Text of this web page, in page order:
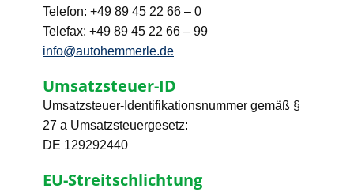
Telefon: +49 89 45 22 66 – 0
Telefax: +49 89 45 22 66 – 99
info@autohemmerle.de
Umsatzsteuer-ID
Umsatzsteuer-Identifikationsnummer gemäß §
27 a Umsatzsteuergesetz:
DE 129292440
EU-Streitschlichtung